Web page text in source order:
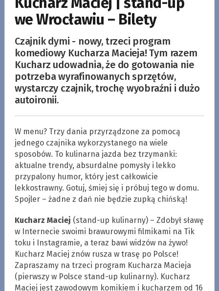
we Wrocławiu – Bilety
Czajnik dymi - nowy, trzeci program
komediowy Kucharza Macieja! Tym razem
Kucharz udowadnia, że do gotowania nie
potrzeba wyrafinowanych sprzętów,
wystarczy czajnik, trochę wyobraźni i dużo
autoironii.
W menu? Trzy dania przyrządzone za pomocą
jednego czajnika wykorzystanego na wiele
sposobów. To kulinarna jazda bez trzymanki:
aktualne trendy, absurdalne pomysły i lekko
przypalony humor, który jest całkowicie
lekkostrawny. Gotuj, śmiej się i próbuj tego w domu.
Spojler – żadne z dań nie będzie zupką chińską!
Kucharz Maciej (stand-up kulinarny) – Zdobył sławę
w Internecie swoimi brawurowymi filmikami na Tik
toku i Instagramie, a teraz bawi widzów na żywo!
Kucharz Maciej znów rusza w trasę po Polsce!
Zapraszamy na trzeci program Kucharza Macieja
(pierwszy w Polsce stand-up kulinarny). Kucharz
Maciej jest zawodowym komikiem i kucharzem od 16